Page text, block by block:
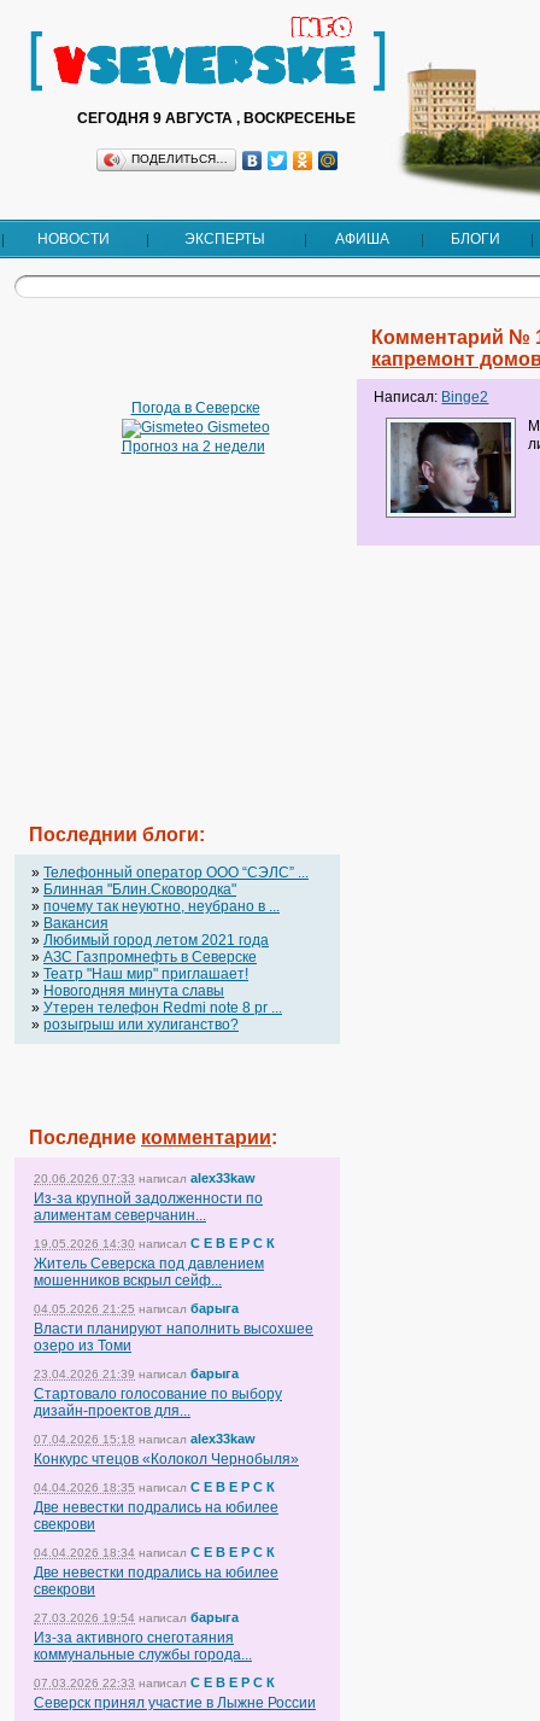
СЕГОДНЯ 9 АВГУСТА , ВОСКРЕСЕНЬЕ
ПОДЕЛИТЬСЯ…
НОВОСТИ ЭКСПЕРТЫ АФИША БЛОГИ
Погода в Северске
Gismeteo
Прогноз на 2 недели
Последнии блоги:
» Телефонный оператор OOO “СЭЛС” ...
» Блинная "Блин.Сковородка"
» почему так неуютно, неубрано в ...
» Вакансия
» Любимый город летом 2021 года
» АЗС Газпромнефть в Северске
» Театр "Наш мир" приглашает!
» Новогодняя минута славы
» Утерен телефон Redmi note 8 pr ...
» розыгрыш или хулиганство?
Последние комментарии:
20.06.2026 07:33 написал alex33kaw
Из-за крупной задолженности по
алиментам северчанин...
19.05.2026 14:30 написал С Е В Е Р С К
Житель Северска под давлением
мошенников вскрыл сейф...
04.05.2026 21:25 написал барыга
Власти планируют наполнить высохшее
озеро из Томи
23.04.2026 21:39 написал барыга
Стартовало голосование по выбору
дизайн-проектов для...
07.04.2026 15:18 написал alex33kaw
Конкурс чтецов «Колокол Чернобыля»
04.04.2026 18:35 написал С Е В Е Р С К
Две невестки подрались на юбилее
свекрови
04.04.2026 18:34 написал С Е В Е Р С К
Две невестки подрались на юбилее
свекрови
27.03.2026 19:54 написал барыга
Из-за активного снеготаяния
коммунальные службы города...
07.03.2026 22:33 написал С Е В Е Р С К
Северск принял участие в Лыжне России
Комментарий №
капремонт
Написал: Binge2